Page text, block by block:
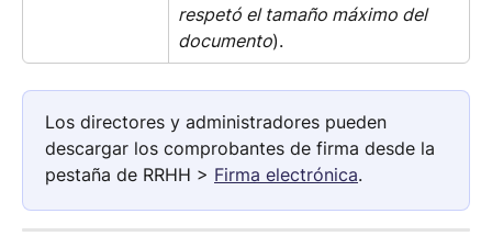
respetó el tamaño máximo del
documento).
Los directores y administradores pueden
descargar los comprobantes de firma desde la
pestaña de RRHH > Firma electrónica.